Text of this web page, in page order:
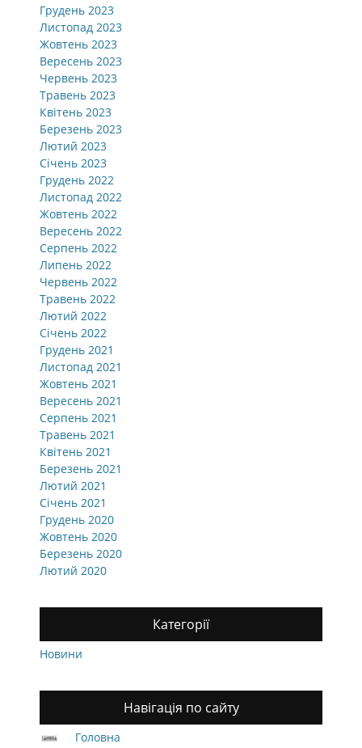
Грудень 2023
Листопад 2023
Жовтень 2023
Вересень 2023
Червень 2023
Травень 2023
Квітень 2023
Березень 2023
Лютий 2023
Січень 2023
Грудень 2022
Листопад 2022
Жовтень 2022
Вересень 2022
Серпень 2022
Липень 2022
Червень 2022
Травень 2022
Лютий 2022
Січень 2022
Грудень 2021
Листопад 2021
Жовтень 2021
Вересень 2021
Серпень 2021
Травень 2021
Квітень 2021
Березень 2021
Лютий 2021
Січень 2021
Грудень 2020
Жовтень 2020
Березень 2020
Лютий 2020
Категорії
Новини
Навігація по сайту
Головна